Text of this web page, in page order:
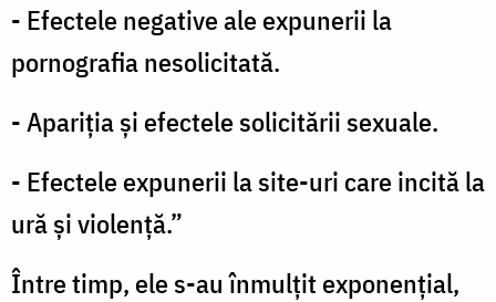
- Efectele negative ale expunerii la
pornografia nesolicitată.
- Apariţia şi efectele solicitării sexuale.
- Efectele expunerii la site-uri care incită la
ură şi violenţă.”
Între timp, ele s-au înmulțit exponențial,